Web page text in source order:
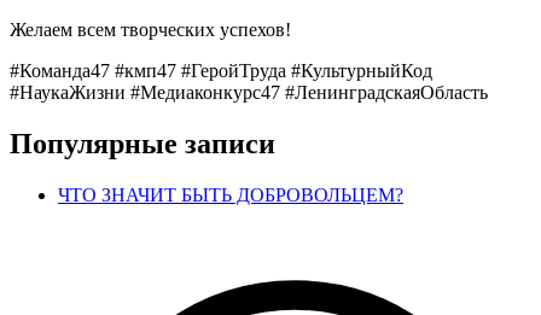
Желаем всем творческих успехов!
#Команда47 #кмп47 #ГеройТруда #КультурныйКод
#НаукаЖизни #Медиаконкурс47 #ЛенинградскаяОбласть
Популярные записи
ЧТО ЗНАЧИТ БЫТЬ ДОБРОВОЛЬЦЕМ?